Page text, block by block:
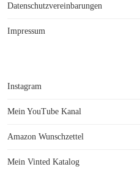
Datenschutzvereinbarungen
Impressum
Instagram
Mein YouTube Kanal
Amazon Wunschzettel
Mein Vinted Katalog